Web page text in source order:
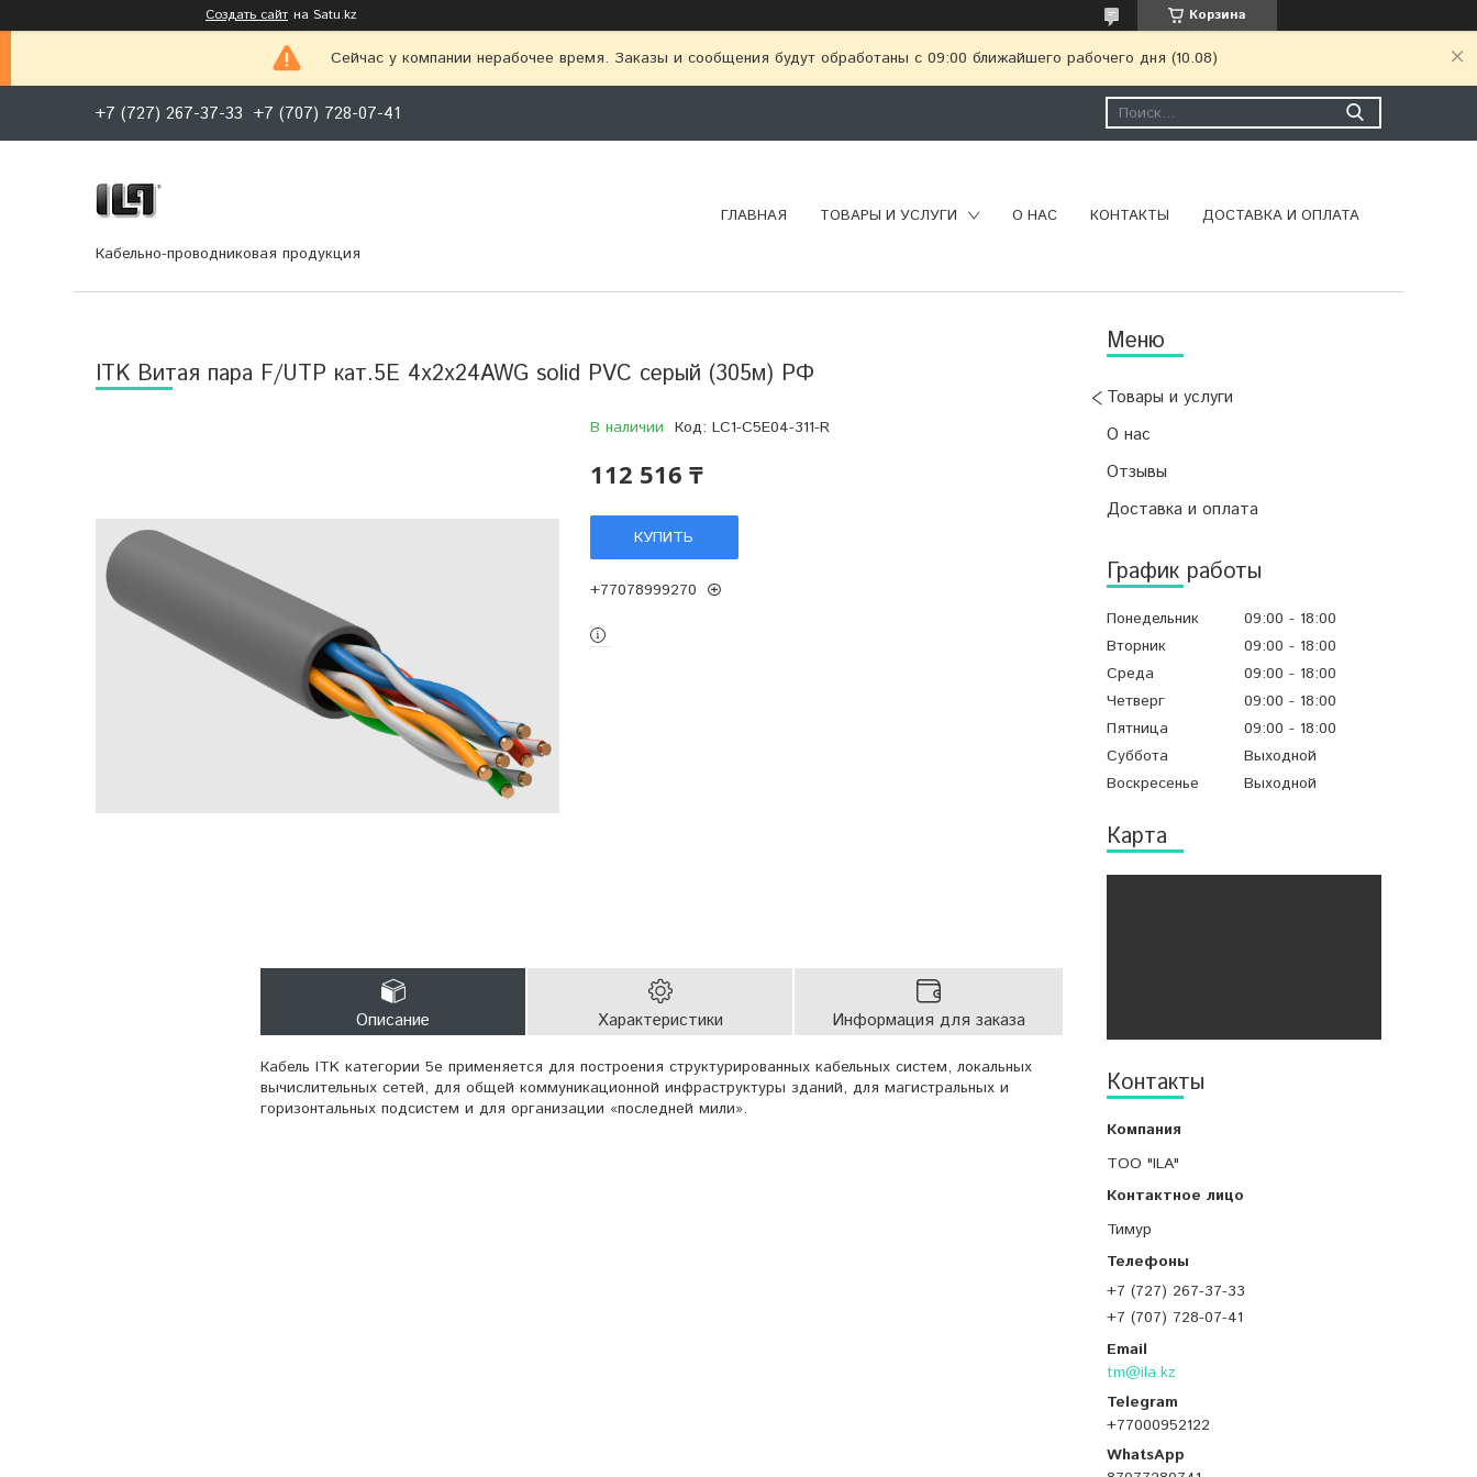
Создать сайт на Satu.kz Корзина
Сейчас у компании нерабочее время. Заказы и сообщения будут обработаны с 09:00 ближайшего рабочего дня (10.08)
+7 (727) 267-37-33 +7 (707) 728-07-41
Кабельно-проводниковая продукция
ГЛАВНАЯ ТОВАРЫ И УСЛУГИ О НАС КОНТАКТЫ ДОСТАВКА И ОПЛАТА
Товары и услуги
О нас
Отзывы
Доставка и оплата
График работы
Понедельник 09:00
18:00
Вторник
09:00
18:00
Среда
09:00
18:00
Четверг
09:00
18:00
Пятница
09:00
18:00
Суббота
Выходной
Воскресенье
Выходной
Карта
Контакты
ТОО "ILA"
Тимур
+7 (727) 267-37-33
+7 (707) 728-07-41
tm@ila.kz
+77000952122
ITK Витая пара F/UTP кат.5E 4х2х24AWG solid PVC серый (305м) РФ
В наличии Код: LC1-C5E04-311-R
112 516 ₸
КУПИТЬ
+77078999270
Описание Характеристики Информация для заказа
Кабель ITK категории 5е применяется для построения структурированных кабельных систем, локальных
вычислительных сетей, для общей коммуникационной инфраструктуры зданий, для магистральных и
горизонтальных подсистем и для организации «последней мили».